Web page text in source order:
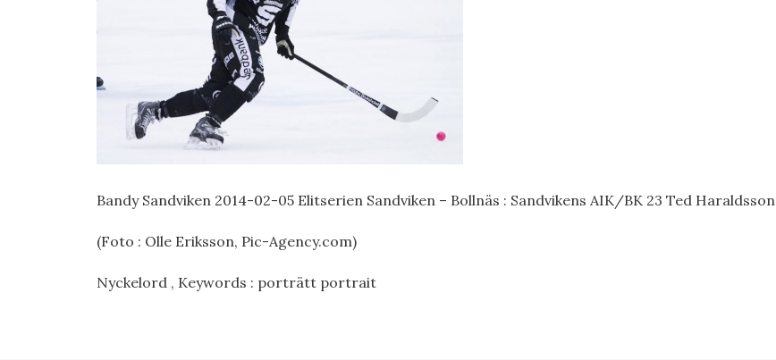
Bandy Sandviken 2014-02-05 Elitserien Sandviken – Bollnäs : Sandvikens AIK/BK 23 Ted Haraldsson
(Foto : Olle Eriksson, Pic-Agency.com)
Nyckelord , Keywords : porträtt portrait